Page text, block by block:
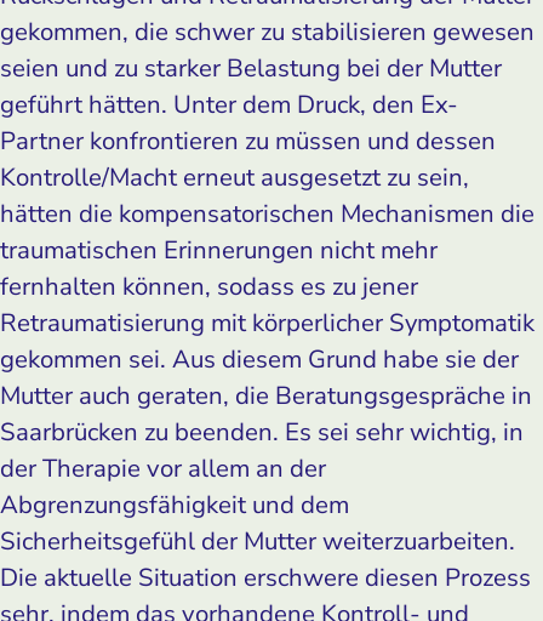
gekommen, die schwer zu stabilisieren gewesen
seien und zu starker Belastung bei der Mutter
geführt hätten. Unter dem Druck, den Ex-
Partner konfrontieren zu müssen und dessen
Kontrolle/Macht erneut ausgesetzt zu sein,
hätten die kompensatorischen Mechanismen die
traumatischen Erinnerungen nicht mehr
fernhalten können, sodass es zu jener
Retraumatisierung mit körperlicher Symptomatik
gekommen sei. Aus diesem Grund habe sie der
Mutter auch geraten, die Beratungsgespräche in
Saarbrücken zu beenden. Es sei sehr wichtig, in
der Therapie vor allem an der
Abgrenzungsfähigkeit und dem
Sicherheitsgefühl der Mutter weiterzuarbeiten.
Die aktuelle Situation erschwere diesen Prozess
sehr, indem das vorhandene Kontroll- und